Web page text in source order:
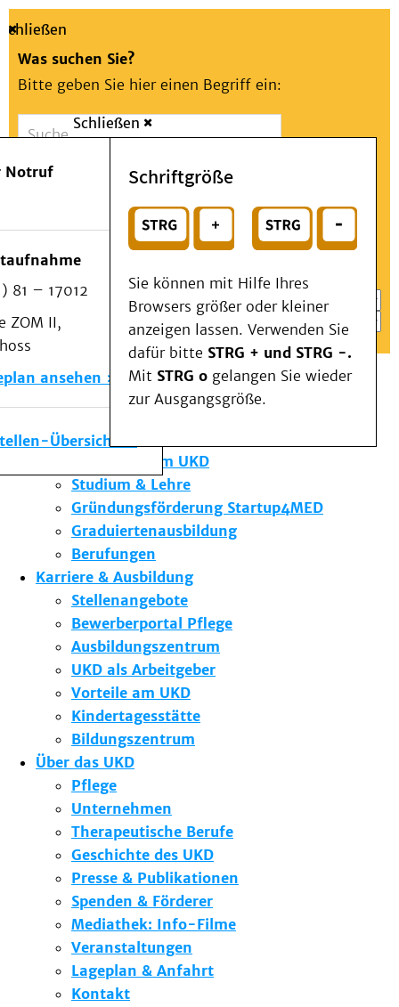
Suche
Schließen
Was suchen Sie?
Bitte geben Sie hier einen Begriff ein:
Suchen
oder
Wählen Sie ein Thema für Ihren Schnelleinstieg
Notfall
Schließen
Notruf
81 – 17012
ZOM II,
ansehen
Übersicht
Schriftgröße
Sie können mit Hilfe Ihres
Browsers größer oder kleiner
anzeigen lassen. Verwenden Sie
dafür bitte STRG + und STRG -.
Mit STRG o gelangen Sie wieder
zur Ausgangsgröße.
Menü
Patienten & Besucher
Kliniken/Institute/Zentren
Als Patient am UKD
Beratung und Unterstützung
Veranstaltungen
Kommunikation im Medizinwesen (KIM)
Notfall
Forschung & Lehre
Die Institute des UKD
Forschung am UKD
Studium & Lehre
Gründungsförderung Startup4MED
Graduiertenausbildung
Berufungen
Karriere & Ausbildung
Stellenangebote
Bewerberportal Pflege
Ausbildungszentrum
UKD als Arbeitgeber
Vorteile am UKD
Kindertagesstätte
Bildungszentrum
Über das UKD
Pflege
Unternehmen
Therapeutische Berufe
Geschichte des UKD
Presse & Publikationen
Spenden & Förderer
Mediathek: Info-Filme
Veranstaltungen
Lageplan & Anfahrt
Kontakt